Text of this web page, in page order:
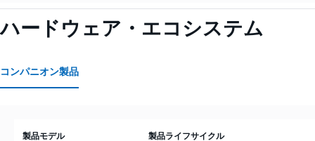
ハードウェア・エコシステム
コンパニオン製品
製品モデル 製品ライフサイクル